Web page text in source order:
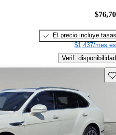
El precio incluye tasas
$1,437/mes
Verif. disponibilidad